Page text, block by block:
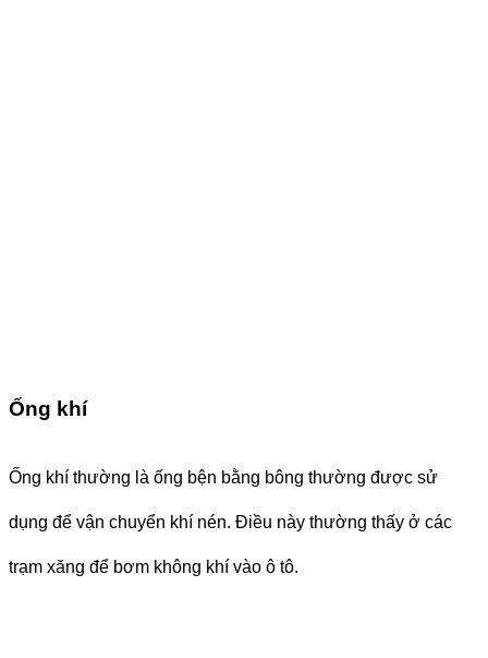
Ống khí
Ống khí thường là ống bện bằng bông thường được sử
dụng để vận chuyển khí nén. Điều này thường thấy ở các
trạm xăng để bơm không khí vào ô tô.